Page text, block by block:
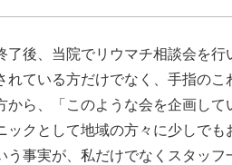
了後、当院でリウマチ相談会を
れている方だけでなく、手指の
から、「このような会を企画し
ックとして地域の方々に少しで
う事実が、私だけでなくスタッフ